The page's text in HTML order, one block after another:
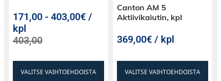
171,00 -403,00€ /
kpl
403,00
VALITSE VAIHTOEHDOISTA
Canton AM 5
Aktiivikaiutin, kpl
369,00€ / kpl
VALITSE VAIHTOEHDOISTA